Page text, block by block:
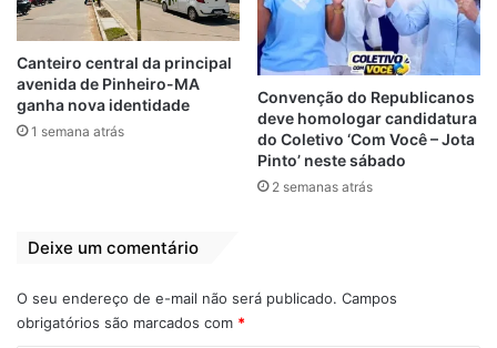
Mais uma
‘macacada’ da
Família Bolsonaro
com verba pública
23 de fevereiro de 2019
Em "PINHEIRO-MA"
Visita
Canteiro central da principal
avenida de Pinheiro-MA
ganha nova identidade
1 semana atrás
Convenção do Republicanos
deve homologar candidatura
do Coletivo ‘Com Você – Jota
Pinto’ neste sábado
2 semanas atrás
Deixe um comentário
O seu endereço de e-mail não será publicado. Campos
obrigatórios são marcados com *